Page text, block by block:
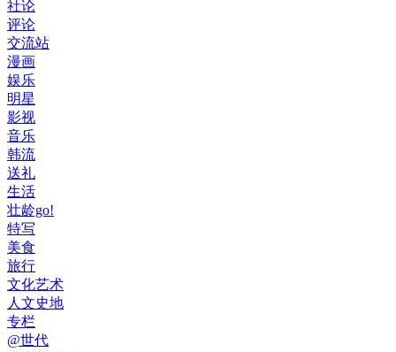
社论
评论
交流站
漫画
娱乐
明星
影视
音乐
韩流
送礼
生活
壮龄go!
特写
美食
旅行
文化艺术
人文史地
专栏
@世代